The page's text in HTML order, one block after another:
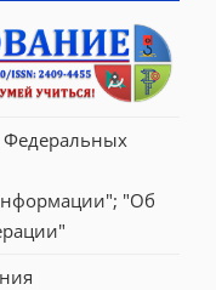
Федеральных
"Об